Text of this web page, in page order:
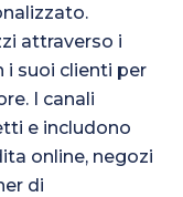
attraverso i
i suoi clienti per
I canali
e includono
online, negozi
di